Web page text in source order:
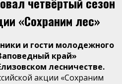
«Сохраним лес»
и гости молодежного
край»
лесничестве.
акции «Сохраним